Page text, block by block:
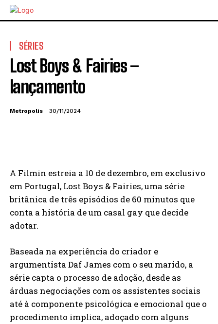
SÉRIES
Lost Boys & Fairies –
lançamento
Metropolis 30/11/2024
A Filmin estreia a 10 de dezembro, em exclusivo
em Portugal, Lost Boys & Fairies, uma série
britânica de três episódios de 60 minutos que
conta a história de um casal gay que decide
adotar.
Baseada na experiência do criador e
argumentista Daf James com o seu marido, a
série capta o processo de adoção, desde as
árduas negociações com os assistentes sociais
até à componente psicológica e emocional que o
procedimento implica, adoçado com alguns